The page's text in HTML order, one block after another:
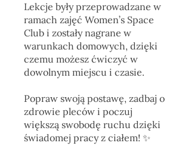
Lekcje były przeprowadzane w
ramach zajęć Women’s Space
Club i zostały nagrane w
warunkach domowych, dzięki
czemu możesz ćwiczyć w
dowolnym miejscu i czasie.
Popraw swoją postawę, zadbaj o
zdrowie pleców i poczuj
większą swobodę ruchu dzięki
świadomej pracy z ciałem! ✨